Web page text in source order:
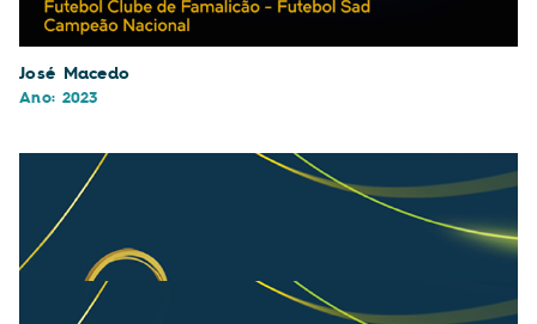
José Macedo
Ano: 2023